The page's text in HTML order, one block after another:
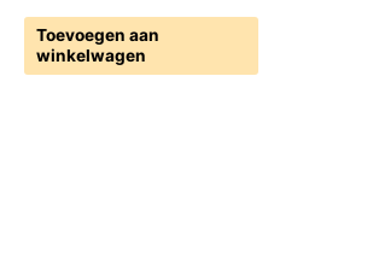
Toevoegen aan
winkelwagen